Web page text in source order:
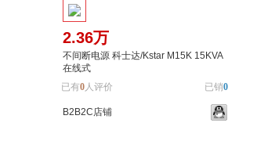
2.36万
不间断电源 科士达/Kstar M15K 15KVA
在线式
已有0人评价 已销0
B2B2C店铺